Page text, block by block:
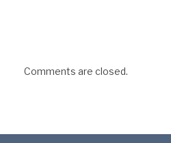
Comments are closed.